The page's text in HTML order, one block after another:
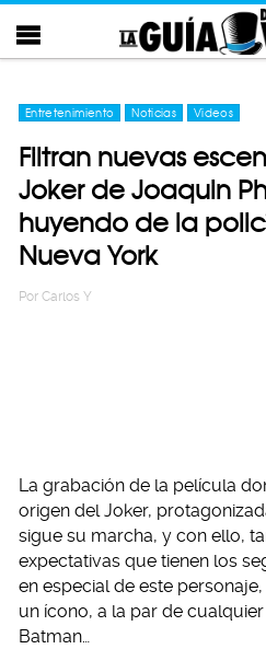
Entretenimiento Noticias Videos
Filtran nuevas
Joker de Joaquin
huyendo de la
Nueva York
Por Carlos Y
La grabación de la película
origen del Joker,
sigue su marcha, y con ello,
expectativas que tienen los
en especial de este
un ícono, a la par de
Batman…